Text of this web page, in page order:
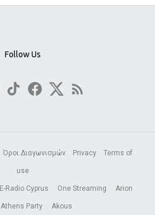
Follow Us
Όροι Διαγωνισμών Privacy Terms of
use
E-Radio Cyprus One Streaming Arion
Athens Party Akous